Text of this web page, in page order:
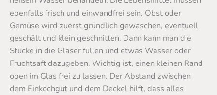
ebenfalls frisch und einwandfrei sein. Obst oder
Gemüse wird zuerst gründlich gewaschen, eventuell
geschält und klein geschnitten. Dann kann man die
Stücke in die Gläser füllen und etwas Wasser oder
Fruchtsaft dazugeben. Wichtig ist, einen kleinen Rand
oben im Glas frei zu lassen. Der Abstand zwischen
dem Einkochgut und dem Deckel hilft, dass alles